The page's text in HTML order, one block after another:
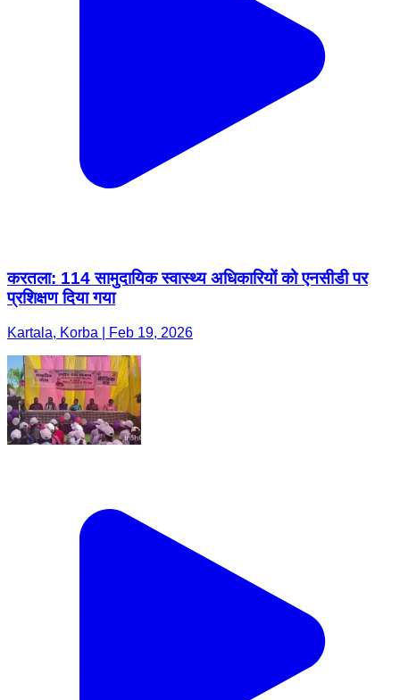
करतला: 114 सामुदायिक स्वास्थ्य अधिकारियों को एनसीडी पर
प्रशिक्षण दिया गया
Kartala, Korba | Feb 19, 2026